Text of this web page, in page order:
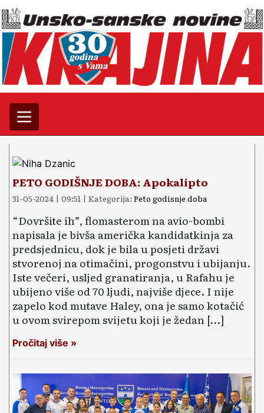
PETO GODIŠNJE DOBA: Apokalipto
31-05-2024 | 09:51 | Kategorija: Peto godisnje doba
“Dovršite ih”, flomasterom na avio-bombi
napisala je bivša američka kandidatkinja za
predsjednicu, dok je bila u posjeti državi
stvorenoj na otimačini, progonstvu i ubijanju.
Iste večeri, usljed granatiranja, u Rafahu je
ubijeno više od 70 ljudi, najviše djece. I nije
zapelo kod mutave Haley, ona je samo kotačić
u ovom svirepom svijetu koji je žedan […]
Pročitaj više »